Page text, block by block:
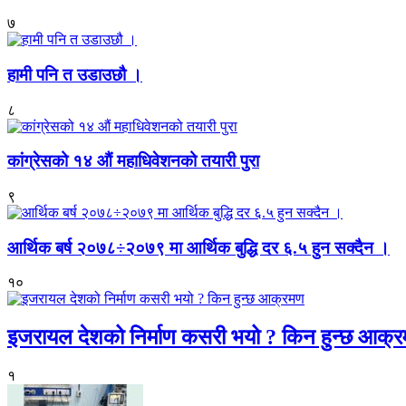
७
हामी पनि त उडाउछौ ।
८
कांग्रेसको १४ औं महाधिवेशनको तयारी पुरा
९
आर्थिक बर्ष २०७८÷२०७९ मा आर्थिक बुद्धि दर ६.५ हुन सक्दैन ।
१०
इजरायल देशको निर्माण कसरी भयो ? किन हुन्छ
१